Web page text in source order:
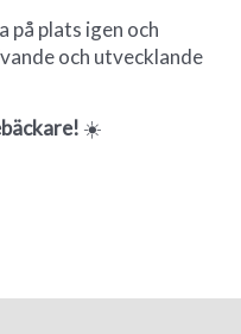
på plats igen och
och utvecklande
☀️